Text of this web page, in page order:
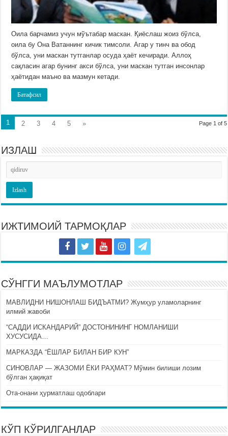
Оила барчамиз учун мўътабар маскан. Қиёслаш жоиз бўлса,
оила бу Она Ватаннинг кичик тимсоли. Агар у тинч ва обод
бўлса, уни маскан тутганлар осуда ҳаёт кечиради. Аллоҳ
сақласин агар бунинг акси бўлса, уни маскан тутган инсонлар
ҳаётидан маъно ва мазмун кетади.
Батафсил
Page 1 of 5
1 2 3 4 5 »
ИЗЛАШ
ИЖТИМОИЙ ТАРМОҚЛАР
СЎНГГИ МАЪЛУМОТЛАР
МАВЛИДНИ НИШОНЛАШ БИДЪАТМИ? Жумҳур уламоларнинг
илмий жавоби
“САДДИ ИСКАНДАРИЙ” ДОСТОНИНИНГ НОМЛАНИШИ
ХУСУСИДА…
МАРКАЗДА “ЁШЛАР БИЛАН БИР КУН”
СИНОВЛАР — ЖАЗОМИ ЁКИ РАҲМАТ? Мўмин билиши лозим
бўлган ҳақиқат
Ота-онани ҳурматлаш одоблари
КЎП КЎРИЛГАНЛАР